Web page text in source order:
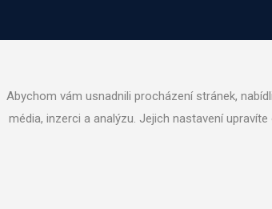
Abychom vám usnadnili procházení stránek,
média, inzerci a analýzu. Jejich nastavení